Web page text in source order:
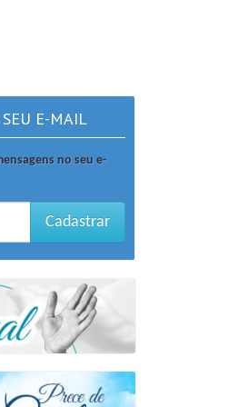
E-MAIL
no seu e-
Cadastrar